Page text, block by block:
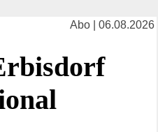
Abo | 06.08.2026